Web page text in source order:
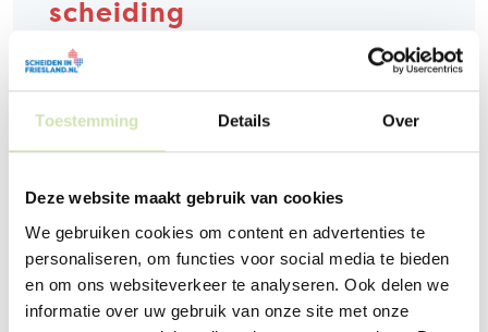
Toestemming Details Over
Deze website maakt gebruik van cookies
We gebruiken cookies om content en advertenties te
personaliseren, om functies voor social media te bieden
en om ons websiteverkeer te analyseren. Ook delen we
informatie over uw gebruik van onze site met onze
scheiding
Op sommige toeslagen heb je pas recht als je
scheiding is ingediend én als jullie op dat moment
gescheiden van elkaar leven. Dit geldt
bijvoorbeeld voor zorgtoeslag,
Belastingdienst. Er zijn ook tools om te
berekenen op welke toeslagen jij recht hebt,
zoals bij de Belastingdienst.
Toeslagen berekenen